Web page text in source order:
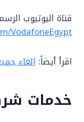
قناة اليوتيوب
VodafoneEgypt
اقرأ أيضاً: الغاء
خدمات